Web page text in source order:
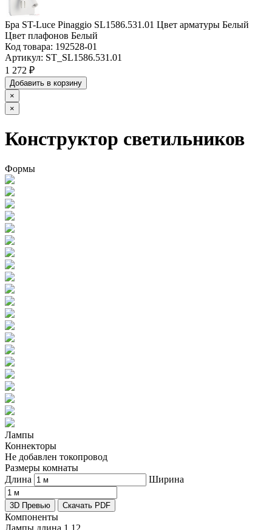
Бра ST-Luce Pinaggio SL1586.531.01 Цвет арматуры Белый
Цвет плафонов Белый
Код товара: 192528-01
Артикул: ST_SL1586.531.01
1 272 ₽
Добавить в корзину
×
×
Конструктор светильников
Формы
Лампы
Коннекторы
Не добавлен токопровод
Размеры комнаты
Длина
Ширина
3D Превью Скачать PDF
Компоненты
Лампы длина 1 12